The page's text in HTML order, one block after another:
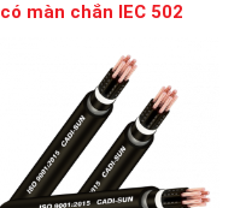
có màn chắn IEC 502